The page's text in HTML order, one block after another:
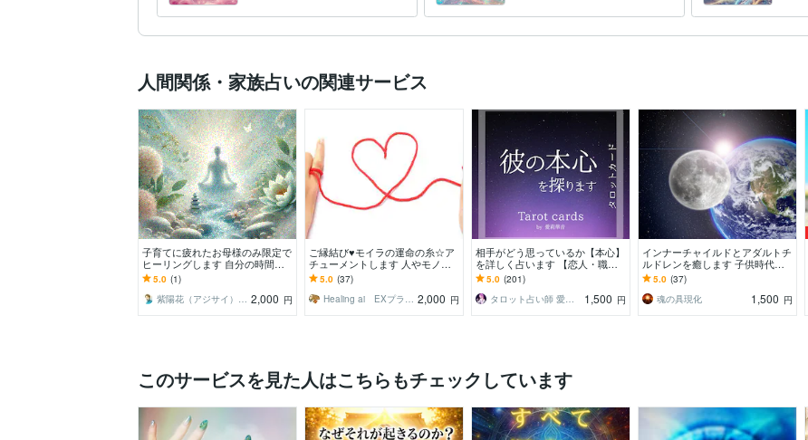
人間関係・家族占いの関連サービス
子育てに疲れたお母様のみ限定で
ヒーリングします 自分の時間が
ない、忙しくてイライラ、そんな
あなたを癒します
5.0 (1)
紫陽花（アジサイ）ヒーリング 2,000 円
ご縁結び♥モイラの運命の糸☆ア
チューメントします 人やモノな
どの縁結びのお手伝いに役立ちま
す。
5.0 (37)
Healing ai EXプランナー 2,000 円
相手がどう思っているか【本心】
を詳しく占います 【恋人・職
場・子供・家族・友人】のどなた
でも占います。
5.0 (201)
タロット占い師 愛莉 華音
1,500 円
インナーチャイルドとアダルトチ
ルドレンを癒します 子供時代の
家庭環境からのネガティブ面をヒ
ーリングで満たし更生
5.0 (37)
魂の具現化
1,500 円
このサービスを見た人はこちらもチェックしています